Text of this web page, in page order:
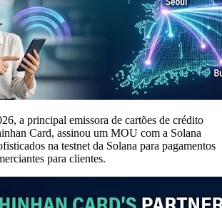
a principal emissora de cartões de crédito
Card, assinou um MOU com a Solana
na testnet da Solana para pagamentos
para clientes.